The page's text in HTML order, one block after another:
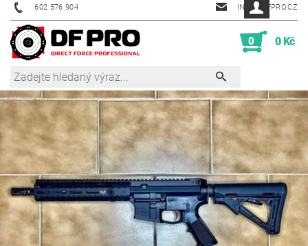
602 576 904 INFO@DFPRO.CZ
0 0 Kč